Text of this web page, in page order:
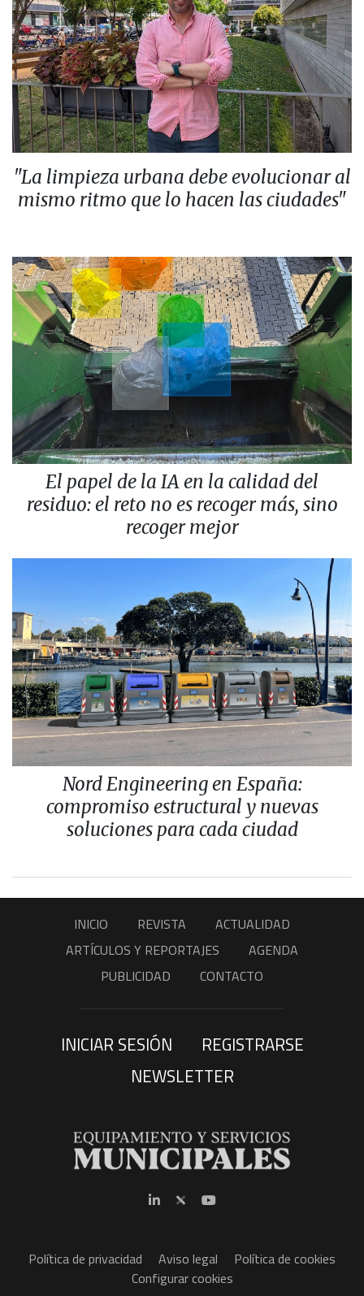
"La limpieza urbana debe evolucionar al
mismo ritmo que lo hacen las ciudades"
El papel de la IA en la calidad del
residuo: el reto no es recoger más, sino
recoger mejor
Nord Engineering en España:
compromiso estructural y nuevas
soluciones para cada ciudad
INICIO REVISTA
ACTUALIDAD
ARTÍCULOS Y REPORTAJES
AGENDA
PUBLICIDAD
CONTACTO
INICIAR SESIÓN
REGISTRARSE
NEWSLETTER
Política de privacidad Aviso legal
Política de cookies
Configurar cookies